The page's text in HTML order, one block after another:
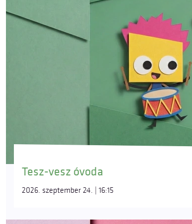
Tesz-vesz óvoda
2026. szeptember 24. | 16:15